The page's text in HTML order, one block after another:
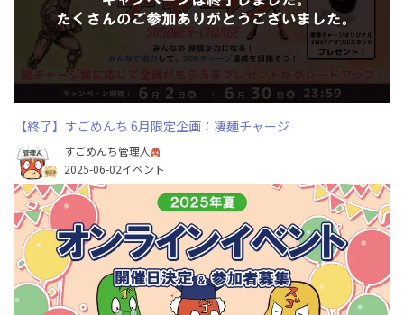
【終了】すごめんち 6月限定企画：凄麺チャージ
すごめんち管理人
2025-06-02イベント